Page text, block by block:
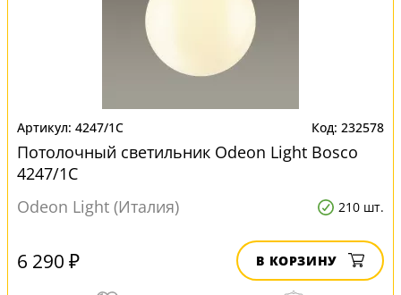
4247/1C 232578
Потолочный светильник Odeon Light Bosco
4247/1C
Odeon Light (Италия)
210 шт.
6 290 ₽ В КОРЗИНУ